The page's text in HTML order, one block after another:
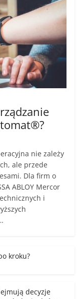
nie zależy
ale przede
Dla firm o
ABLOY Mercor
i
kroku?
decyzje